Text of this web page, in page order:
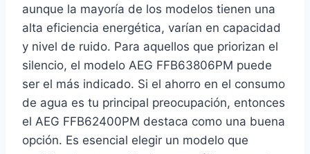
aunque la mayoría de los modelos tienen una
alta eficiencia energética, varían en capacidad
y nivel de ruido. Para aquellos que priorizan el
silencio, el modelo AEG FFB63806PM puede
ser el más indicado. Si el ahorro en el consumo
de agua es tu principal preocupación, entonces
el AEG FFB62400PM destaca como una buena
opción. Es esencial elegir un modelo que